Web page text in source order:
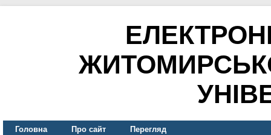
Головна Про сайт Перегляд